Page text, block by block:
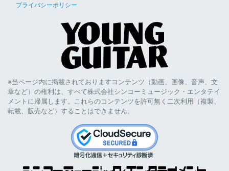
プライバシーポリシー
※当ページ内に掲載されておりますコンテンツ（動画、画像、音声、文
章など）の権利は、すべて株式会社シンコーミュージック・エンタテイ
メントに帰属します。これらのコンテンツを許可無く二次利用（複製、
転載、販売など）することはできません。